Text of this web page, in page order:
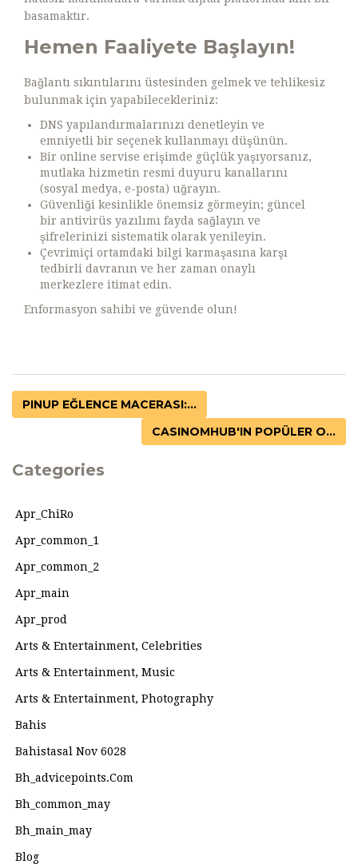
basamaktır.
Hemen Faaliyete Başlayın!
Bağlantı sıkıntılarını üstesinden gelmek ve tehlikesiz
bulunmak için yapabilecekleriniz:
DNS yapılandırmalarınızı denetleyin ve
emniyetli bir seçenek kullanmayı düşünün.
Bir online servise erişimde güçlük yaşıyorsanız,
mutlaka hizmetin resmi duyuru kanallarını
(sosyal medya, e-posta) uğrayın.
Güvenliği kesinlikle önemsiz görmeyin; güncel
bir antivirüs yazılımı fayda sağlayın ve
şifrelerinizi sistematik olarak yenileyin.
Çevrimiçi ortamdaki bilgi karmaşasına karşı
tedbirli davranın ve her zaman onaylı
merkezlere itimat edin.
Enformasyon sahibi ve güvende olun!
PINUP EĞLENCE MACERASI:...
CASINOMHUB'IN POPÜLER O...
Categories
Apr_ChiRo
Apr_common_1
Apr_common_2
Apr_main
Apr_prod
Arts & Entertainment, Celebrities
Arts & Entertainment, Music
Arts & Entertainment, Photography
Bahis
Bahistasal Nov 6028
Bh_advicepoints.com
Bh_common_may
Bh_main_may
Blog